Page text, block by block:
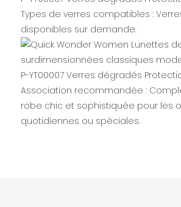
Types de verres compatibles :
disponibles sur demande.
Association recommandée :
robe chic et sophistiquée pour les
quotidiennes ou spéciales.